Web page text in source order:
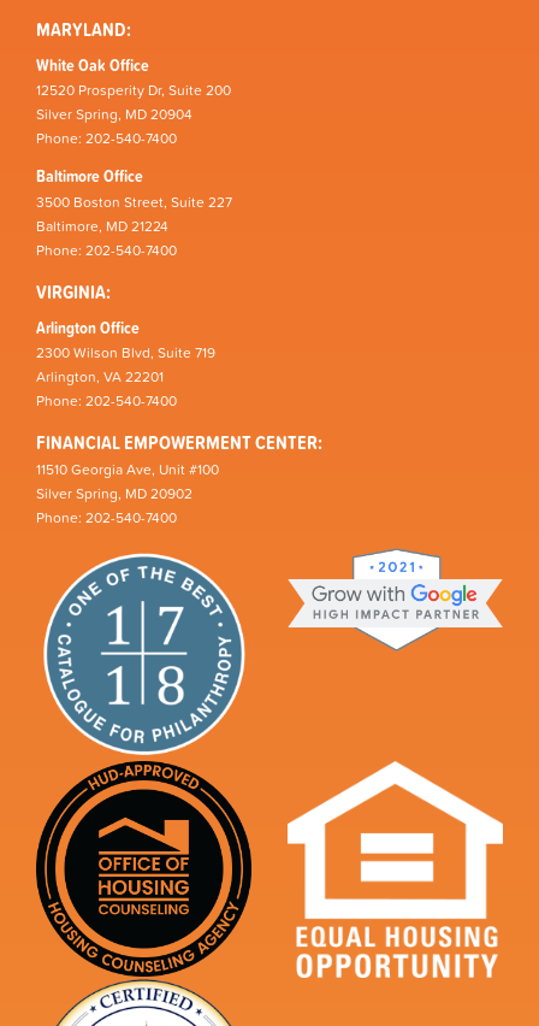
MARYLAND:
White Oak Office
12520 Prosperity Dr, Suite 200
Silver Spring, MD 20904
Phone: 202-540-7400
Baltimore Office
3500 Boston Street, Suite 227
Baltimore, MD 21224
Phone: 202-540-7400
VIRGINIA:
Arlington Office
2300 Wilson Blvd, Suite 719
Arlington, VA 22201
Phone: 202-540-7400
FINANCIAL EMPOWERMENT CENTER:
11510 Georgia Ave, Unit #100
Silver Spring, MD 20902
Phone: 202-540-7400